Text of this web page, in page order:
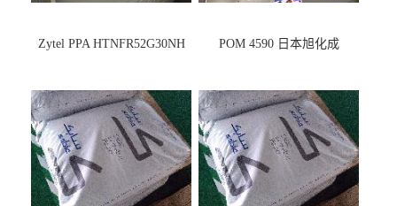
Zytel PPA HTNFR52G30NH POM 4590 日本旭化成